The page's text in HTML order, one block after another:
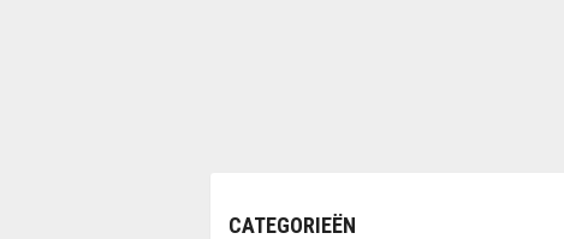
CATEGORIEËN